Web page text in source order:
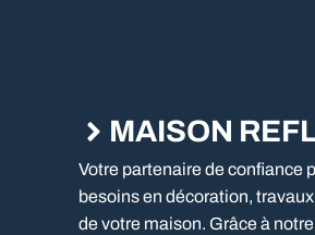
MAISON
Votre partenaire de confiance
besoins en décoration,
de votre maison. Grâce à